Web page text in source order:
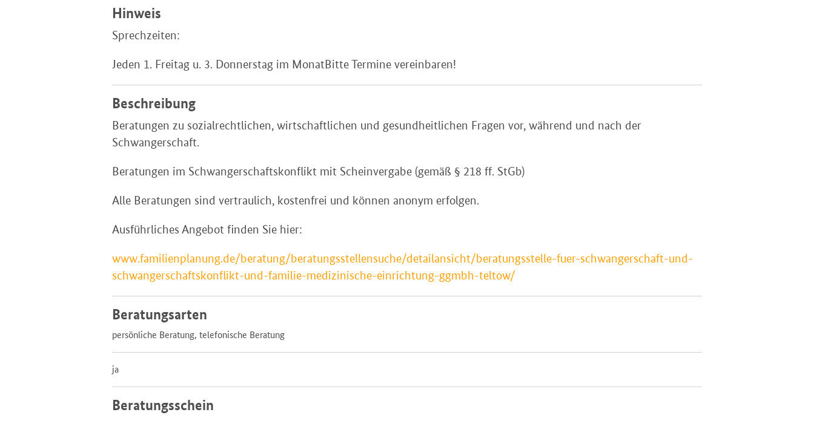
Hinweis
Sprechzeiten:
Jeden 1. Freitag u. 3. Donnerstag im MonatBitte Termine vereinbaren!
Beschreibung
Beratungen zu sozialrechtlichen, wirtschaftlichen und gesundheitlichen Fragen vor, während und nach der
Schwangerschaft.
Beratungen im Schwangerschaftskonflikt mit Scheinvergabe (gemäß § 218 ff. StGb)
Alle Beratungen sind vertraulich, kostenfrei und können anonym erfolgen.
Ausführliches Angebot finden Sie hier:
www.familienplanung.de/beratung/beratungsstellensuche/detailansicht/beratungsstelle-fuer-schwangerschaft-und-
schwangerschaftskonflikt-und-familie-medizinische-einrichtung-ggmbh-teltow/
Beratungsarten
persönliche Beratung, telefonische Beratung
ja
Beratungsschein